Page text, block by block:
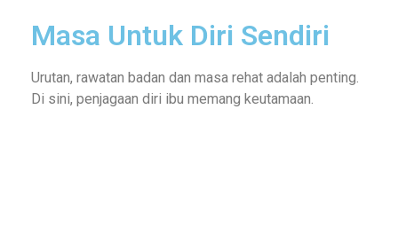
Masa Untuk Diri Sendiri
Urutan, rawatan badan dan masa rehat adalah penting.
Di sini, penjagaan diri ibu memang keutamaan.